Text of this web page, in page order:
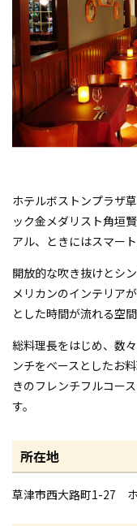
ホテルボストンプラザ
ック金メダリスト角垣
アル、ときにはスマート
開放的な吹き抜けとシ
メリカンのインテリア
とした時間が流れる空間
総料理長をはじめ、数
ンチをベースとしたお
きのフレンチフルコー
す。
所在地
草津市西大路町1-27